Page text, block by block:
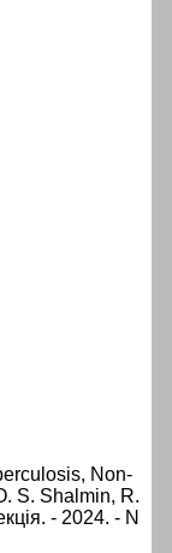
Non-
S. Shalmin, R.
- 2024. - N